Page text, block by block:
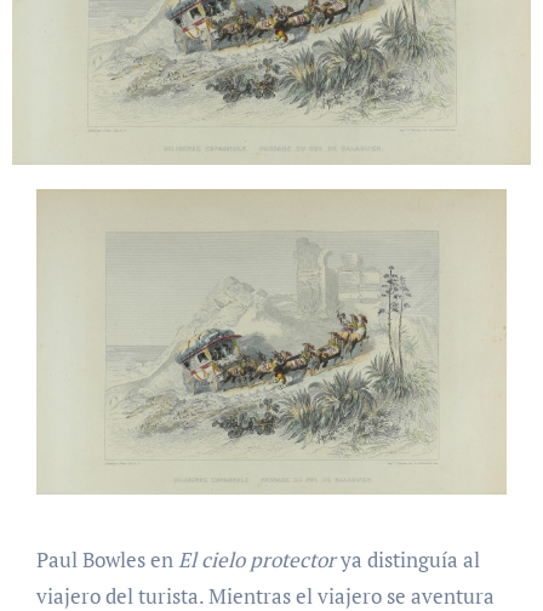
Paul Bowles en El cielo protectorya distinguía al
viajero del turista. Mientras el viajero se aventura